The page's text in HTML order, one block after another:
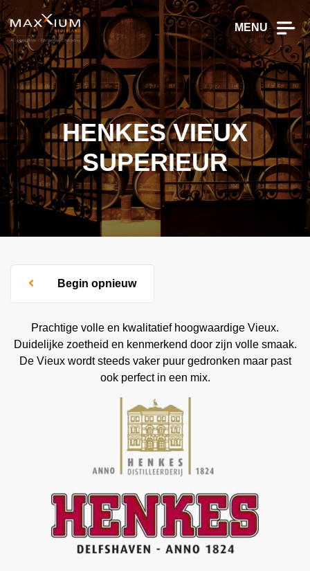
MENU
HENKES VIEUX
SUPERIEUR
Begin opnieuw
Prachtige volle en kwalitatief hoogwaardige Vieux.
Duidelijke zoetheid en kenmerkend door zijn volle smaak.
De Vieux wordt steeds vaker puur gedronken maar past
ook perfect in een mix.